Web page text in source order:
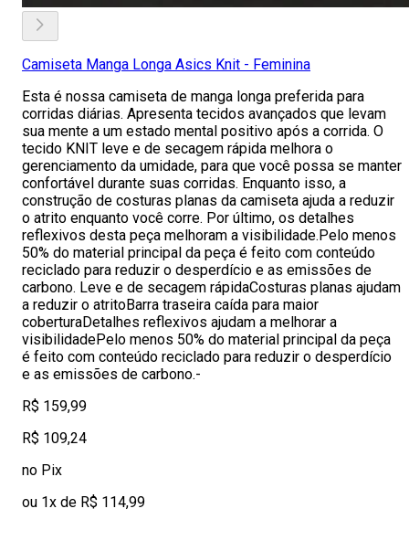
Camiseta Manga Longa Asics Knit - Feminina
Esta é nossa camiseta de manga longa preferida para
corridas diárias. Apresenta tecidos avançados que levam
sua mente a um estado mental positivo após a corrida. O
tecido KNIT leve e de secagem rápida melhora o
gerenciamento da umidade, para que você possa se manter
confortável durante suas corridas. Enquanto isso, a
construção de costuras planas da camiseta ajuda a reduzir
o atrito enquanto você corre. Por último, os detalhes
reflexivos desta peça melhoram a visibilidade.Pelo menos
50% do material principal da peça é feito com conteúdo
reciclado para reduzir o desperdício e as emissões de
carbono. Leve e de secagem rápidaCosturas planas ajudam
a reduzir o atritoBarra traseira caída para maior
coberturaDetalhes reflexivos ajudam a melhorar a
visibilidadePelo menos 50% do material principal da peça
é feito com conteúdo reciclado para reduzir o desperdício
e as emissões de carbono.-
R$ 159,99
R$ 109,24
no Pix
ou 1x de R$ 114,99